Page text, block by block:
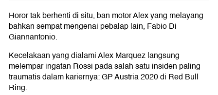
Horor tak berhenti di situ, ban motor Alex yang melayang
bahkan sempat mengenai pebalap lain, Fabio Di
Giannantonio.
Kecelakaan yang dialami Alex Marquez langsung
melempar ingatan Rossi pada salah satu insiden paling
traumatis dalam kariernya: GP Austria 2020 di Red Bull
Ring.